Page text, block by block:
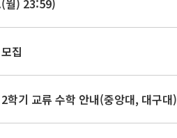
월) 23:59)
집
기 교류 수학 안내(중앙대, 대구대)